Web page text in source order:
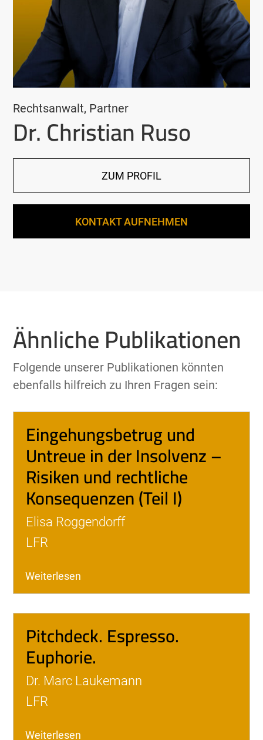
Rechtsanwalt, Partner
Dr. Christian Ruso
ZUM PROFIL
KONTAKT AUFNEHMEN
Ähnliche Publikationen
Folgende unserer Publikationen könnten
ebenfalls hilfreich zu Ihren Fragen sein:
Eingehungsbetrug und
Untreue in der Insolvenz –
Risiken und rechtliche
Konsequenzen (Teil I)
Elisa Roggendorff
LFR
Weiterlesen
Pitchdeck. Espresso.
Euphorie.
Dr. Marc Laukemann
LFR
Weiterlesen